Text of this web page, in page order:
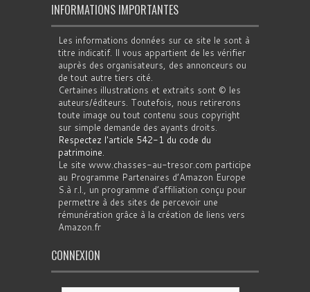
INFORMATIONS IMPORTANTES
Les informations données sur ce site le sont à
titre indicatif. Il vous appartient de les vérifier
auprès des organisateurs, des annonceurs ou
de tout autre tiers cité.
Certaines illustrations et extraits sont © les
auteurs/éditeurs. Toutefois, nous retirerons
toute image ou tout contenu sous copyright
sur simple demande des ayants droits.
Respectez l'article 542-1 du code du
patrimoine
Le site www.chasses-au-tresor.com participe
au Programme Partenaires d’Amazon Europe
S.à r.l., un programme d’affiliation conçu pour
permettre à des sites de percevoir une
rémunération grâce à la création de liens vers
Amazon.fr
CONNEXION